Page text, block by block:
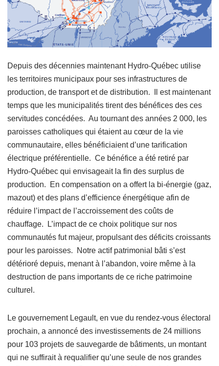
Depuis des décennies maintenant Hydro-Québec utilise
les territoires municipaux pour ses infrastructures de
production, de transport et de distribution. Il est maintenant
temps que les municipalités tirent des bénéfices des ces
servitudes concédées. Au tournant des années 2 000, les
paroisses catholiques qui étaient au cœur de la vie
communautaire, elles bénéficiaient d’une tarification
électrique préférentielle. Ce bénéfice a été retiré par
Hydro-Québec qui envisageait la fin des surplus de
production. En compensation on a offert la bi-énergie (gaz,
mazout) et des plans d’efficience énergétique afin de
réduire l’impact de l’accroissement des coûts de
chauffage. L’impact de ce choix politique sur nos
communautés fut majeur, propulsant des déficits croissants
pour les paroisses. Notre actif patrimonial bâti s’est
détérioré depuis, menant à l’abandon, voire même à la
destruction de pans importants de ce riche patrimoine
culturel.
Le gouvernement Legault, en vue du rendez-vous électoral
prochain, a annoncé des investissements de 24 millions
pour 103 projets de sauvegarde de bâtiments, un montant
qui ne suffirait à requalifier qu’une seule de nos grandes